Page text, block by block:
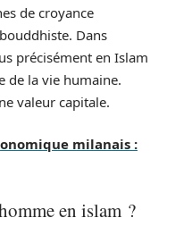
de croyance
Dans
précisément en Islam
de la vie humaine.
valeur capitale.
milanais :
en islam ?